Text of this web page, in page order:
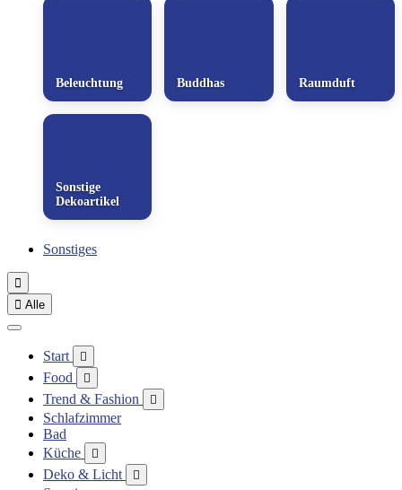
Beleuchtung Buddhas Raumduft
Sonstige
Dekoartikel
Sonstiges

 Alle
Start 
Food 
Trend & Fashion 
Schlafzimmer
Bad
Küche

Deko & Licht 